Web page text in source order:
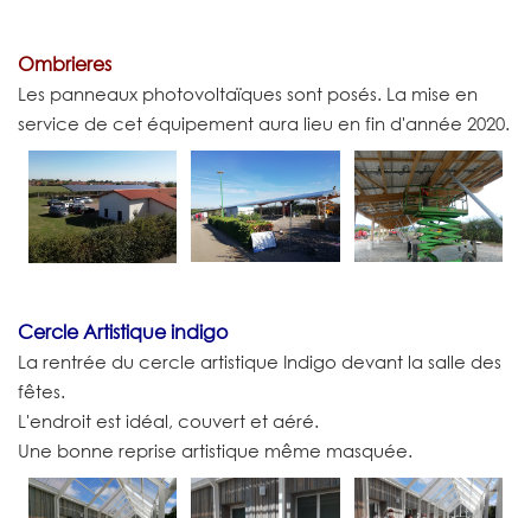
Ombrieres
Les panneaux photovoltaïques sont posés. La mise en
service de cet équipement aura lieu en fin d'année 2020.
Cercle Artistique indigo
La rentrée du cercle artistique Indigo devant la salle des
fêtes.
L'endroit est idéal, couvert et aéré.
Une bonne reprise artistique même masquée.